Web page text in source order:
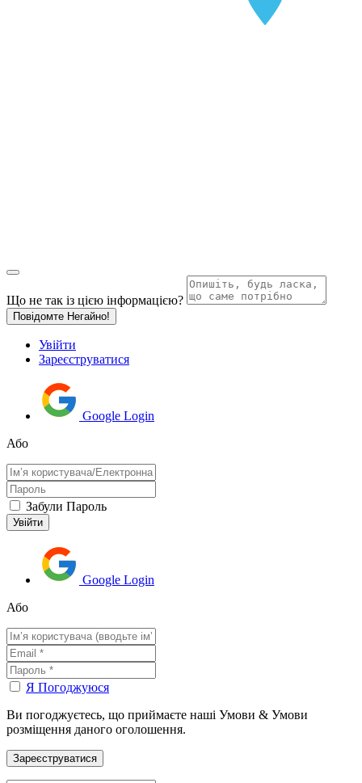
Що не так із цією інформацією?
Повідомте Негайно!
Увійти
Зареєструватися
Google Login
Або
Забули Пароль
Google Login
Або
Я Погоджуюся
Ви погоджуєтесь, що приймаєте наші Умови & Умови
розміщення даного оголошення.